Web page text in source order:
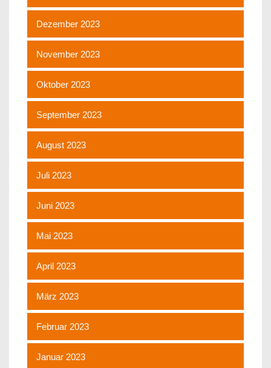
Dezember 2023
November 2023
Oktober 2023
September 2023
August 2023
Juli 2023
Juni 2023
Mai 2023
April 2023
März 2023
Februar 2023
Januar 2023